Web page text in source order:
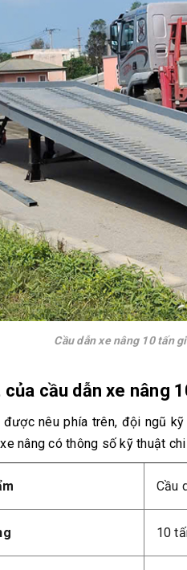
Cầu dẫn xe nâng 10 tấn
cầu dẫn xe nâng
nêu phía trên, đội ngũ
nâng có thông số kỹ thuật
Cầu
10